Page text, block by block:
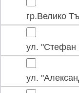
гр.Велико
ул.
ул.